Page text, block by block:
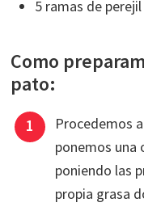
5 ramas de perejil
Como
pato:
Procedemos
ponemos una
poniendo las
propia grasa